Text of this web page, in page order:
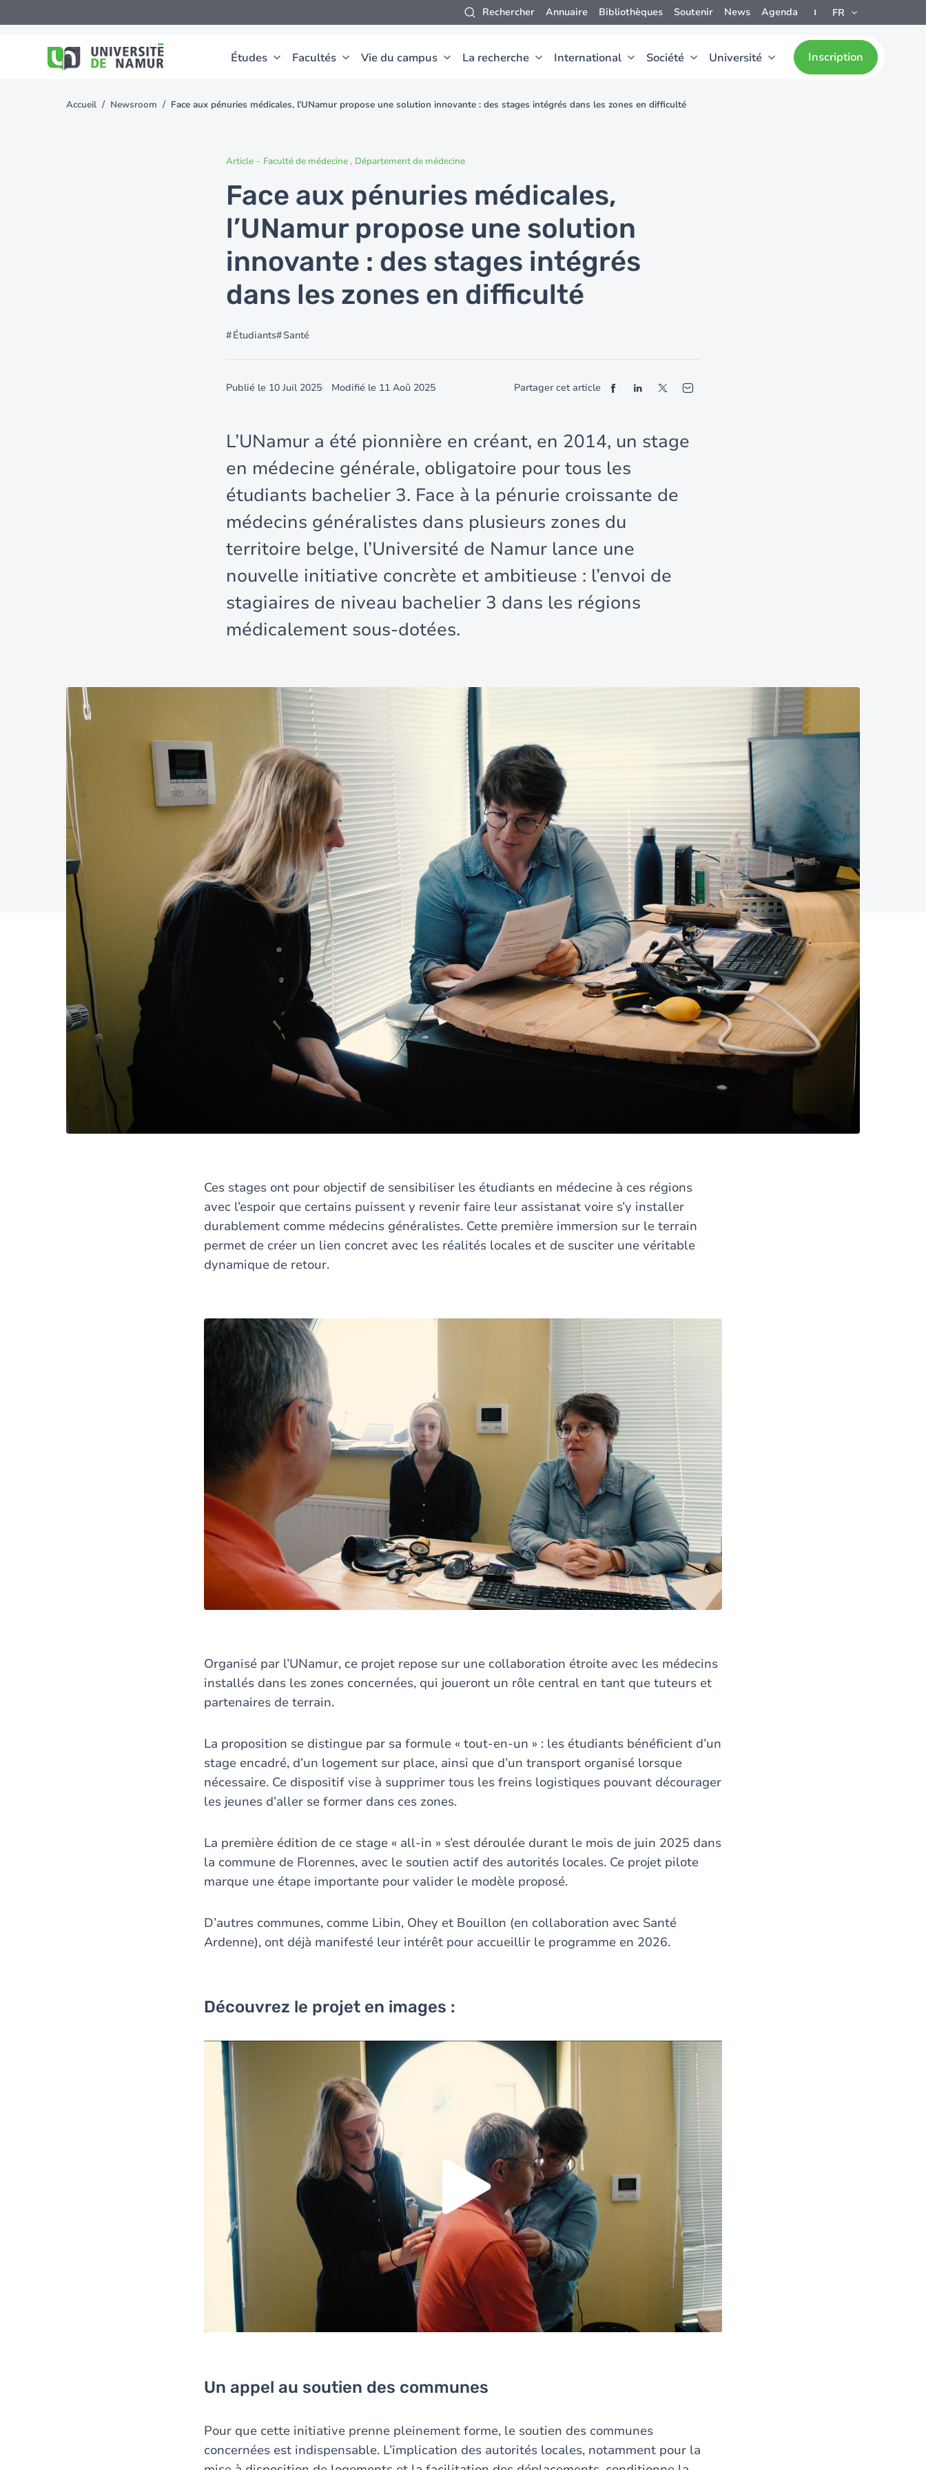
Rechercher Annuaire Bibliothèques Soutenir News Agenda FR
Études Facultés Vie du campus La recherche International Société Université Inscription
au
You
Accueil Newsroom Face aux pénuries médicales, l’UNamur propose une solution innovante : des stages intégrés dans les zones en difficulté
Article - Faculté de médecine Département de médecine
Face aux pénuries médicales,
l’UNamur propose une solution
innovante : des stages intégrés
dans les zones en difficulté
Étudiants Santé
Publié le 10 Juil 2025 Modifié le 11 Aoû 2025 Partager cet article
L’UNamur a été pionnière en créant, en 2014, un stage
en médecine générale, obligatoire pour tous les
étudiants bachelier 3. Face à la pénurie croissante de
médecins généralistes dans plusieurs zones du
territoire belge, l’Université de Namur lance une
nouvelle initiative concrète et ambitieuse : l’envoi de
stagiaires de niveau bachelier 3 dans les régions
médicalement sous-dotées.
Ces stages ont pour objectif de sensibiliser les étudiants en médecine à ces régions
avec l’espoir que certains puissent y revenir faire leur assistanat voire s’y installer
durablement comme médecins généralistes. Cette première immersion sur le terrain
permet de créer un lien concret avec les réalités locales et de susciter une véritable
dynamique de retour.
Organisé par l’UNamur, ce projet repose sur une collaboration étroite avec les médecins
installés dans les zones concernées, qui joueront un rôle central en tant que tuteurs et
partenaires de terrain.
La proposition se distingue par sa formule « tout-en-un » : les étudiants bénéficient d’un
stage encadré, d’un logement sur place, ainsi que d’un transport organisé lorsque
nécessaire. Ce dispositif vise à supprimer tous les freins logistiques pouvant décourager
les jeunes d’aller se former dans ces zones.
La première édition de ce stage « all-in » s’est déroulée durant le mois de juin 2025 dans
la commune de Florennes, avec le soutien actif des autorités locales. Ce projet pilote
marque une étape importante pour valider le modèle proposé.
D’autres communes, comme Libin, Ohey et Bouillon (en collaboration avec Santé
Ardenne), ont déjà manifesté leur intérêt pour accueillir le programme en 2026.
Découvrez le projet en images :
Vous devez accepter les cookies Youtube pour pouvoir lire la vidéo.
Acceptez-vous les cookiesYoutube?
Oui
Toujours
Manage privacy settings
Un appel au soutien des communes
Pour que cette initiative prenne pleinement forme, le soutien des communes
concernées est indispensable. L’implication des autorités locales, notamment pour la